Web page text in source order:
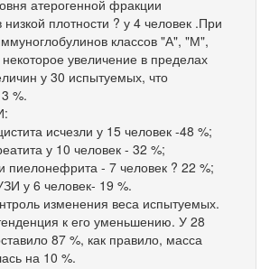
атерогенной фракции
плотности ? у 4 человек .При
классов "А", "М",
увеличение в пределах
у 30 испытуемых, что
%.
исчезли у 15 человек -48 %;
у 10 человек - 32 %;
пиелонефрита - 7 человек ? 22 %;
у 6 человек- 19 %.
изменения веса испытуемых.
к его уменьшению. У 28
87 %, как правило, масса
на 10 %.